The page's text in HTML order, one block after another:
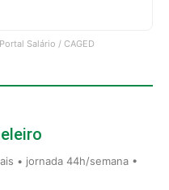
Salário / CAGED
• jornada 44h/semana •